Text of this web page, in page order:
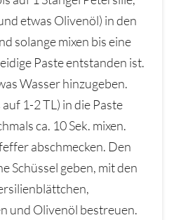
etwas Olivenöl) in den
solange mixen bis eine
Paste entstanden ist.
Wasser hinzugeben.
1-2 TL) in die Paste
ca. 10 Sek. mixen.
abschmecken. Den
Schüssel geben, mit den
und Olivenöl bestreuen.